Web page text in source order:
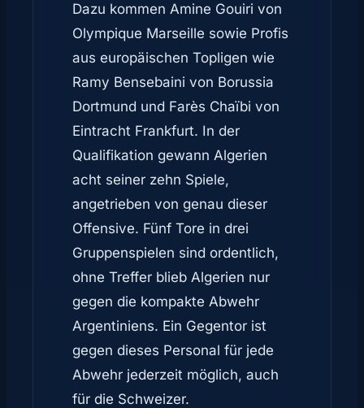
Dazu kommen Amine Gouiri von
Olympique Marseille sowie Profis
aus europäischen Topligen wie
Ramy Bensebaini von Borussia
Dortmund und Farès Chaïbi von
Eintracht Frankfurt. In der
Qualifikation gewann Algerien
acht seiner zehn Spiele,
angetrieben von genau dieser
Offensive. Fünf Tore in drei
Gruppenspielen sind ordentlich,
ohne Treffer blieb Algerien nur
gegen die kompakte Abwehr
Argentiniens. Ein Gegentor ist
gegen dieses Personal für jede
Abwehr jederzeit möglich, auch
für die Schweizer.